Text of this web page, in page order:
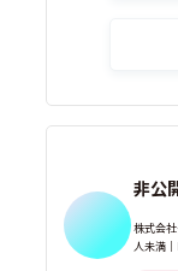
非公
株式会
人未満